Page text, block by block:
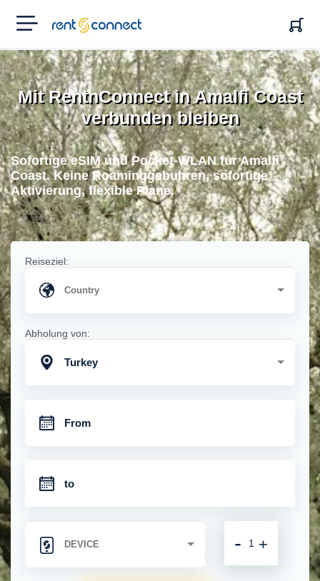
RENT'N
CONNECT
Mit RentnConnect in Amalfi Coast
verbunden bleiben
Sofortige eSIM und Pocket-WLAN fur Amalfi
Coast. Keine Roaminggebuhren, sofortige
Aktivierung, flexible Plane.
Reiseziel:
Abholung von:
Turkey
+
-